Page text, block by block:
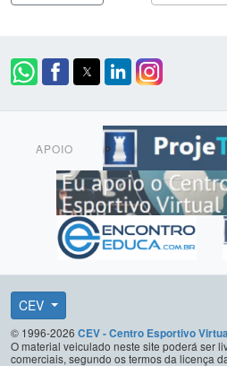
APOIO
CEV
© 1996-2026 CEV - Centro Esportivo
O material veiculado neste site poderá ser
comerciais, segundo os termos da licença